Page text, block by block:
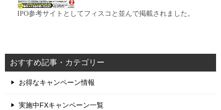
IPO参考サイトとしてフィスコと並んで掲載されました。
おすすめ記事・カテゴリー
お得なキャンペーン情報
実施中FXキャンペーン一覧